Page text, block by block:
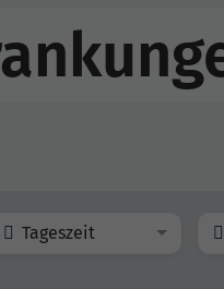
Tageszeit